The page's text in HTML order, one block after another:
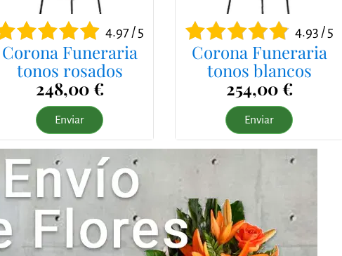
4.97 / 5
Corona Funeraria
tonos rosados
248,00 €
Enviar
4.93 / 5
Corona Funeraria
tonos blancos
254,00 €
Enviar